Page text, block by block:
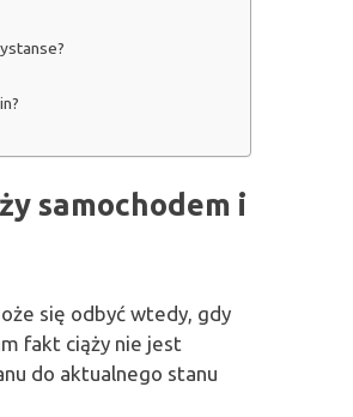
samochodem i
się odbyć wtedy, gdy
fakt ciąży nie jest
do aktualnego stanu